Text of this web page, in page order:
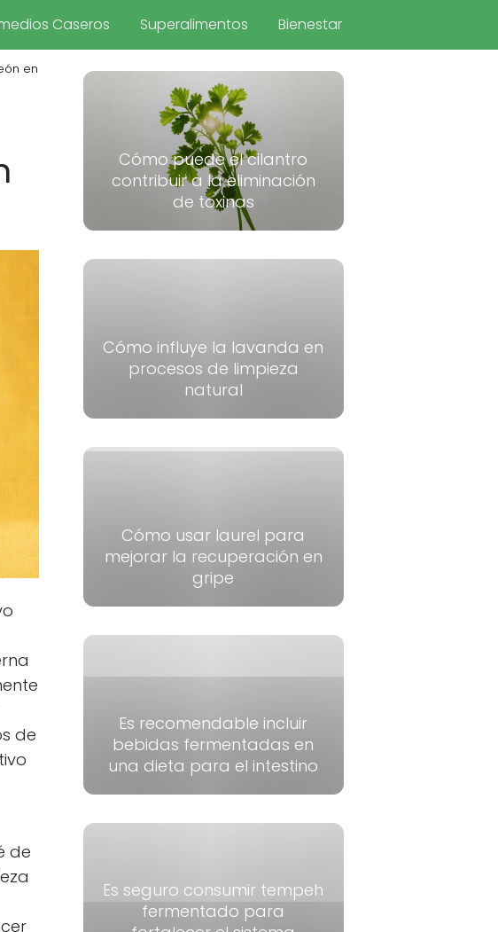
Caseros Superalimentos Bienestar
en
de
de
Cómo puede el cilantro
contribuir a la eliminación
de toxinas
Cómo influye la lavanda en
procesos de limpieza
natural
Cómo usar laurel para
mejorar la recuperación en
gripe
Es recomendable incluir
bebidas fermentadas en
una dieta para el intestino
Es seguro consumir tempeh
fermentado para